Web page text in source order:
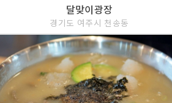
달맞이광장
경기도 여주시 천송동